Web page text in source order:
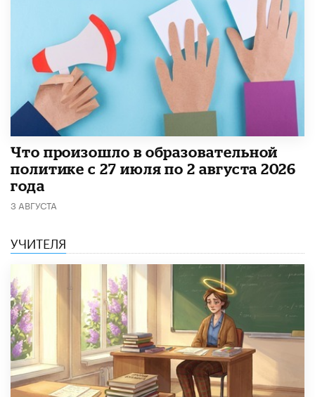
​Что произошло в образовательной
политике с 27 июля по 2 августа 2026
года
3 АВГУСТА
УЧИТЕЛЯ